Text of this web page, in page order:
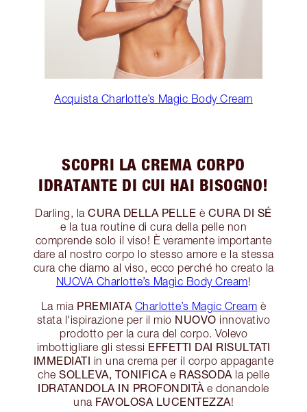
Acquista Charlotte’s Magic Body Cream
SCOPRI LA CREMA CORPO
IDRATANTE DI CUI HAI BISOGNO!
Darling, laCURA DELLA PELLE è CURA DI SÉ
e la tua routine di cura della pelle non
comprende solo il viso! È veramente importante
dare al nostro corpo lo stesso amore e la stessa
cura che diamo al viso, ecco perché ho creato la
NUOVA Charlotte’s Magic Body Cream!
La mia PREMIATA Charlotte’s Magic Cream è
stata l'ispirazione per il mio NUOVO innovativo
prodotto per la cura del corpo. Volevo
imbottigliare gli stessi EFFETTI DAI RISULTATI
IMMEDIATI in una crema per il corpo appagante
che SOLLEVA, TONIFICA e RASSODA la pelle
IDRATANDOLA IN PROFONDITÀ e donandole
una FAVOLOSA LUCENTEZZA!